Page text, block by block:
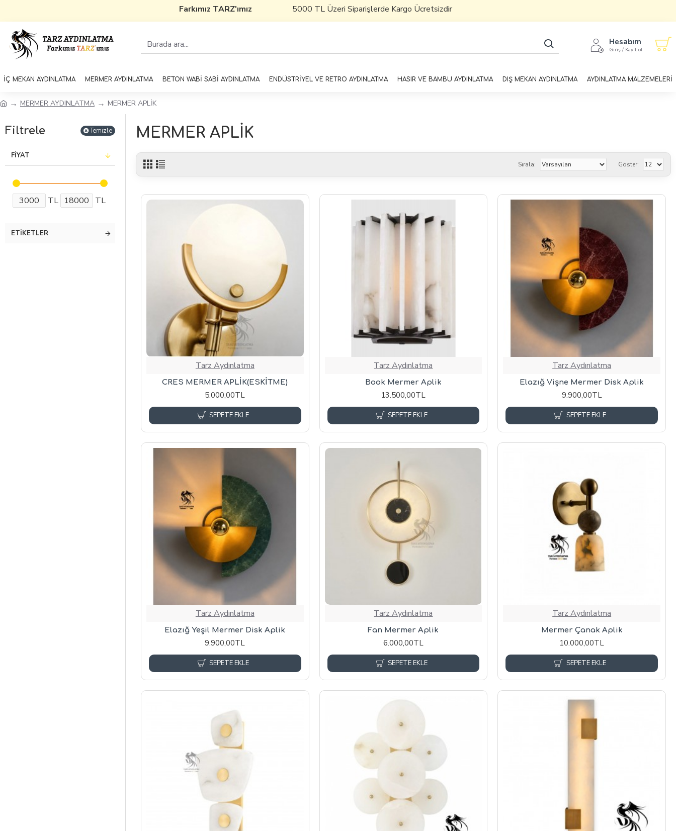
Farkımız TARZ'ımız5000 TL Üzeri Siparişlerde Kargo Ücretsizdir
Hesabım
Giriş / Kayıt ol
İÇ MEKAN AYDINLATMA MERMER AYDINLATMA BETON WABİ SABİ AYDINLATMA ENDÜSTRİYEL VE RETRO AYDINLATMA HASIR VE BAMBU AYDINLATMA DIŞ MEKAN AYDINLATMA AYDINLATMA MALZEMELERİ
MERMER AYDINLATMA MERMER APLİK
Filtrele Temizle
FIYAT
TL TL
ETIKETLER
MERMER APLİK
Sırala: Göster:
Tarz Aydınlatma
CRES MERMER APLİK(ESKİTME)
5.000,00TL
SEPETE EKLE
Tarz Aydınlatma
Book Mermer Aplik
13.500,00TL
SEPETE EKLE
Tarz Aydınlatma
Elazığ Vişne Mermer Disk Aplik
9.900,00TL
SEPETE EKLE
Tarz Aydınlatma
Elazığ Yeşil Mermer Disk Aplik
9.900,00TL
SEPETE EKLE
Tarz Aydınlatma
Fan Mermer Aplik
6.000,00TL
SEPETE EKLE
Tarz Aydınlatma
Mermer Çanak Aplik
10.000,00TL
SEPETE EKLE